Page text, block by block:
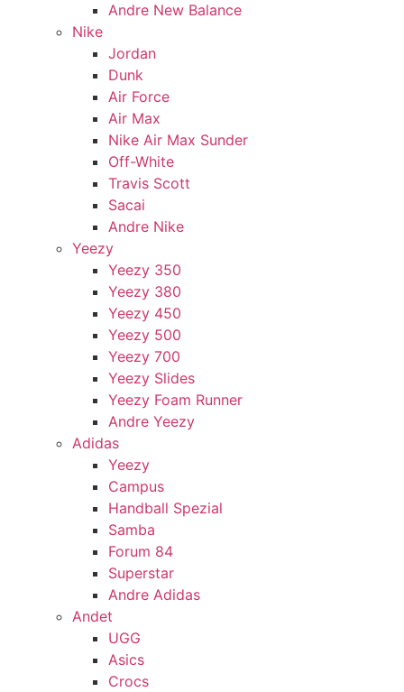
Andre New Balance
Nike
Jordan
Dunk
Air Force
Air Max
Nike Air Max Sunder
Off-White
Travis Scott
Sacai
Andre Nike
Yeezy
Yeezy 350
Yeezy 380
Yeezy 450
Yeezy 500
Yeezy 700
Yeezy Slides
Yeezy Foam Runner
Andre Yeezy
Adidas
Yeezy
Campus
Handball Spezial
Samba
Forum 84
Superstar
Andre Adidas
Andet
UGG
Asics
Crocs